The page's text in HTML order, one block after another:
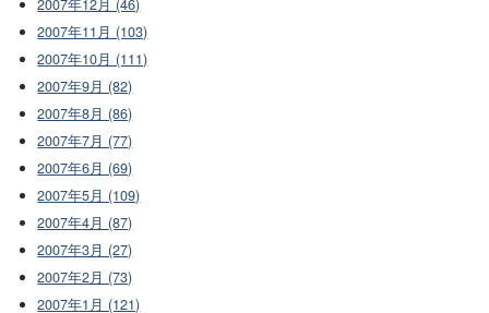
2007年12月 (46)
2007年11月 (103)
2007年10月 (111)
2007年9月 (82)
2007年8月 (86)
2007年7月 (77)
2007年6月 (69)
2007年5月 (109)
2007年4月 (87)
2007年3月 (27)
2007年2月 (73)
2007年1月 (121)